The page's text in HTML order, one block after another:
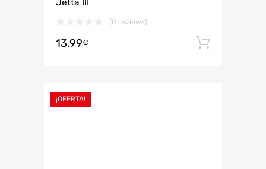
Jetta III
(0 reviews)
13.99€
¡OFERTA!